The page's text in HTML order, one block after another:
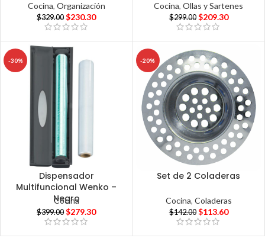
Cocina, Organización
$329.00 $230.30
Cocina,Ollas y Sartenes
$299.00 $209.30
-30%
Dispensador
Multifuncional Wenko –
Negro
Cocina
$399.00 $279.30
-20%
Set de 2 Coladeras
Cocina, Coladeras
$142.00 $113.60